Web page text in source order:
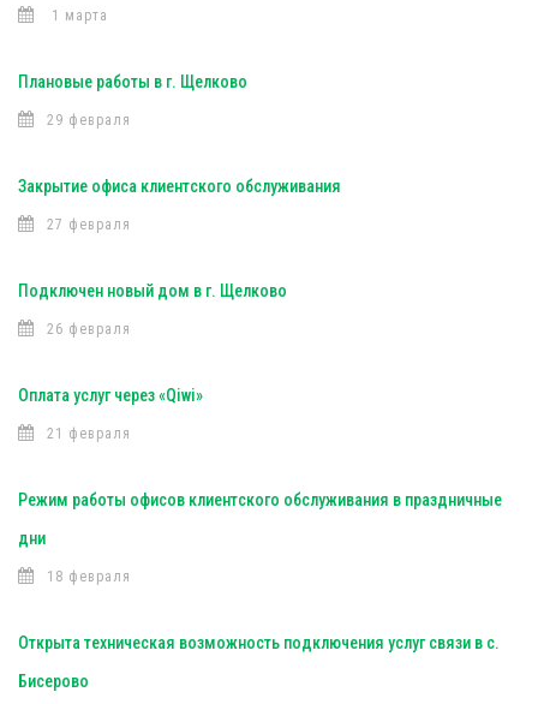
1 марта
Плановые работы в г. Щелково
29 февраля
Закрытие офиса клиентского обслуживания
27 февраля
Подключен новый дом в г. Щелково
26 февраля
Оплата услуг через «Qiwi»
21 февраля
Режим работы офисов клиентского обслуживания в праздничные
дни
18 февраля
Открыта техническая возможность подключения услуг связи в с.
Бисерово